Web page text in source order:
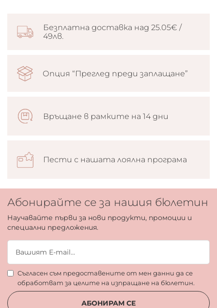
Безплатна доставка над 25.05€ /
49лв.
Опция “Преглед преди заплащане”
Връщане в рамките на 14 дни
Пести с нашата лоялна програма
Абонирайте се за нашия бюлетин
Научавайте първи за нови продукти, промоции и
специални предложения.
Съгласен съм предоставените от мен данни да се
обработват за целите на изпращане на бюлетин.
АБОНИРАМ СЕ